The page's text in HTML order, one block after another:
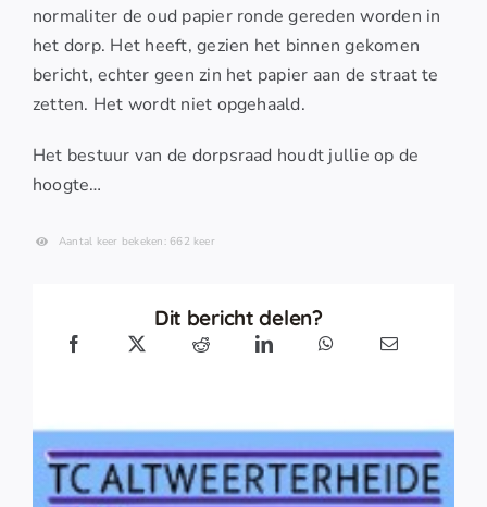
normaliter de oud papier ronde gereden worden in
het dorp. Het heeft, gezien het binnen gekomen
bericht, echter geen zin het papier aan de straat te
zetten. Het wordt niet opgehaald.
Het bestuur van de dorpsraad houdt jullie op de
hoogte…
Aantal keer bekeken: 662 keer
Dit bericht delen?